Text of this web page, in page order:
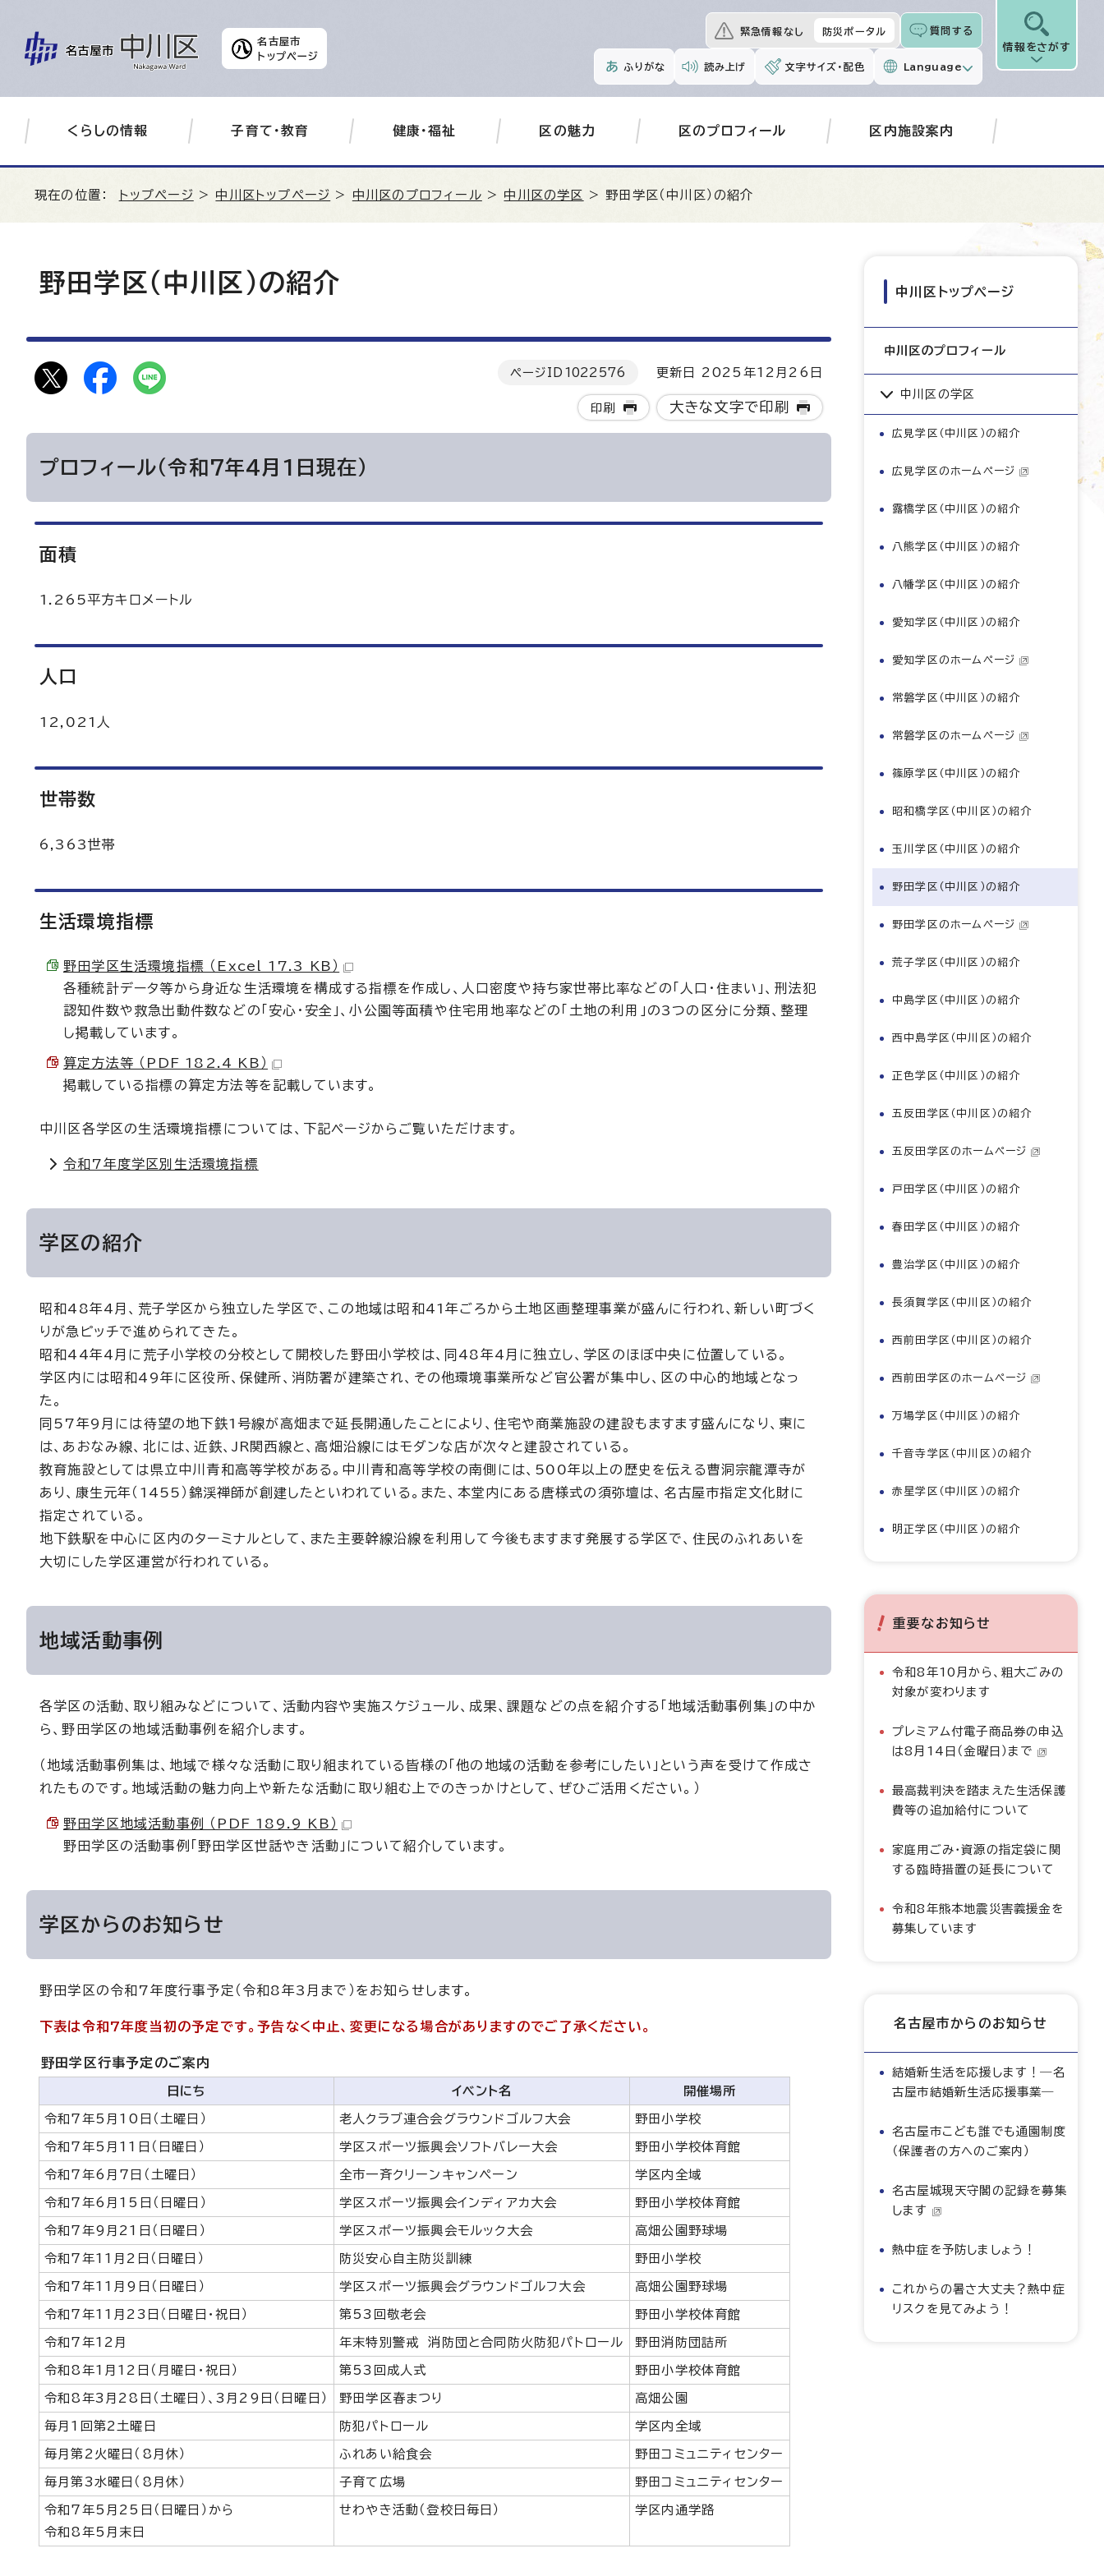
名古屋市
トップページ
緊急情報なし 防災ポータル 質問する
ふりがな 読み上げ 文字サイズ・配色 Language
情報をさがす
くらしの情報 子育て・教育 健康・福祉 区の魅力 区のプロフィール 区内施設案内
現在の位置： トップページ > 中川区トップページ > 中川区のプロフィール > 中川区の学区 > 野田学区（中川区）の紹介
野田学区（中川区）の紹介
ページID 1022576 更新日 2025年12月26日
印刷 大きな文字で印刷
プロフィール（令和7年4月1日現在）
面積
1.265平方キロメートル
人口
12,021人
世帯数
6,363世帯
生活環境指標
野田学区生活環境指標 （Excel 17.3 KB）
各種統計データ等から身近な生活環境を構成する指標を作成し、人口密度や持ち家世帯比率などの「人口・住まい」、刑法犯
認知件数や救急出動件数などの「安心・安全」、小公園等面積や住宅用地率などの「土地の利用」の3つの区分に分類、整理
し掲載しています。
算定方法等 （PDF 182.4 KB）
掲載している指標の算定方法等を記載しています。
中川区各学区の生活環境指標については、下記ページからご覧いただけます。
令和7年度学区別生活環境指標
学区の紹介
昭和48年4月、荒子学区から独立した学区で、この地域は昭和41年ごろから土地区画整理事業が盛んに行われ、新しい町づく
りが急ピッチで進められてきた。
昭和44年4月に荒子小学校の分校として開校した野田小学校は、同48年4月に独立し、学区のほぼ中央に位置している。
学区内には昭和49年に区役所、保健所、消防署が建築され、その他環境事業所など官公署が集中し、区の中心的地域となっ
た。
同57年9月には待望の地下鉄1号線が高畑まで延長開通したことにより、住宅や商業施設の建設もますます盛んになり、東に
は、あおなみ線、北には、近鉄、JR関西線と、高畑沿線にはモダンな店が次々と建設されている。
教育施設としては県立中川青和高等学校がある。中川青和高等学校の南側には、500年以上の歴史を伝える曹洞宗龍潭寺が
あり、康生元年（1455）錦渓禅師が創建したといわれている。また、本堂内にある唐様式の須弥壇は、名古屋市指定文化財に
指定されている。
地下鉄駅を中心に区内のターミナルとして、また主要幹線沿線を利用して今後もますます発展する学区で、住民のふれあいを
大切にした学区運営が行われている。
地域活動事例
各学区の活動、取り組みなどについて、活動内容や実施スケジュール、成果、課題などの点を紹介する「地域活動事例集」の中か
ら、野田学区の地域活動事例を紹介します。
（地域活動事例集は、地域で様々な活動に取り組まれている皆様の「他の地域の活動を参考にしたい」という声を受けて作成さ
れたものです。地域活動の魅力向上や新たな活動に取り組む上でのきっかけとして、ぜひご活用ください。）
野田学区地域活動事例 （PDF 189.9 KB）
野田学区の活動事例「野田学区世話やき活動」について紹介しています。
学区からのお知らせ
野田学区の令和7年度行事予定（令和8年3月まで）をお知らせします。
下表は令和7年度当初の予定です。予告なく中止、変更になる場合がありますのでご了承ください。
野田学区行事予定のご案内
日にち イベント名 開催場所
令和7年5月10日（土曜日） 老人クラブ連合会グラウンドゴルフ大会 野田小学校
令和7年5月11日（日曜日） 学区スポーツ振興会ソフトバレー大会 野田小学校体育館
令和7年6月7日（土曜日） 全市一斉クリーンキャンペーン 学区内全域
令和7年6月15日（日曜日） 学区スポーツ振興会インディアカ大会 野田小学校体育館
令和7年9月21日（日曜日） 学区スポーツ振興会モルック大会 高畑公園野球場
令和7年11月2日（日曜日） 防災安心自主防災訓練 野田小学校
令和7年11月9日（日曜日） 学区スポーツ振興会グラウンドゴルフ大会 高畑公園野球場
令和7年11月23日（日曜日・祝日） 第53回敬老会 野田小学校体育館
令和7年12月 年末特別警戒 消防団と合同防火防犯パトロール 野田消防団詰所
令和8年1月12日（月曜日・祝日） 第53回成人式 野田小学校体育館
令和8年3月28日（土曜日）、3月29日（日曜日） 野田学区春まつり 高畑公園
毎月1回第2土曜日 防犯パトロール 学区内全域
毎月第2火曜日（8月休） ふれあい給食会 野田コミュニティセンター
毎月第3水曜日（8月休） 子育て広場 野田コミュニティセンター
令和7年5月25日（日曜日）から
令和8年5月末日
せわやき活動（登校日毎日） 学区内通学路
中川区トップページ
中川区のプロフィール
中川区の学区
広見学区（中川区）の紹介
広見学区のホームページ
露橋学区（中川区）の紹介
八熊学区（中川区）の紹介
八幡学区（中川区）の紹介
愛知学区（中川区）の紹介
愛知学区のホームページ
常磐学区（中川区）の紹介
常磐学区のホームページ
篠原学区（中川区）の紹介
昭和橋学区（中川区）の紹介
玉川学区（中川区）の紹介
野田学区（中川区）の紹介
野田学区のホームページ
荒子学区（中川区）の紹介
中島学区（中川区）の紹介
西中島学区（中川区）の紹介
正色学区（中川区）の紹介
五反田学区（中川区）の紹介
五反田学区のホームページ
戸田学区（中川区）の紹介
春田学区（中川区）の紹介
豊治学区（中川区）の紹介
長須賀学区（中川区）の紹介
西前田学区（中川区）の紹介
西前田学区のホームページ
万場学区（中川区）の紹介
千音寺学区（中川区）の紹介
赤星学区（中川区）の紹介
明正学区（中川区）の紹介
重要なお知らせ
令和8年10月から、粗大ごみの
対象が変わります
プレミアム付電子商品券の申込
は8月14日（金曜日）まで
最高裁判決を踏まえた生活保護
費等の追加給付について
家庭用ごみ・資源の指定袋に関
する臨時措置の延長について
令和8年熊本地震災害義援金を
募集しています
名古屋市からのお知らせ
結婚新生活を応援します！―名
古屋市結婚新生活応援事業―
名古屋市こども誰でも通園制度
（保護者の方へのご案内）
名古屋城現天守閣の記録を募集
します
熱中症を予防しましょう！
これからの暑さ大丈夫？熱中症
リスクを見てみよう！